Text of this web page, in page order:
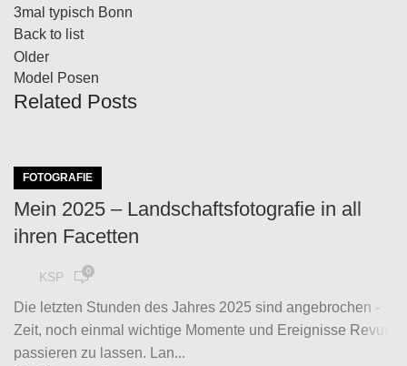
3mal typisch Bonn
Back to list
Older
Model Posen
Related Posts
FOTOGRAFIE
Mein 2025 – Landschaftsfotografie in all
ihren Facetten
KSP 0
Die letzten Stunden des Jahres 2025 sind angebrochen -
Zeit, noch einmal wichtige Momente und Ereignisse Revue
passieren zu lassen. Lan...